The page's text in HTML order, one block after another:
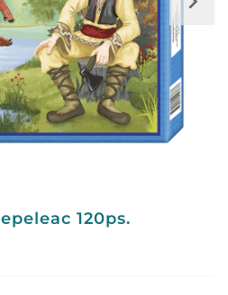
120ps.